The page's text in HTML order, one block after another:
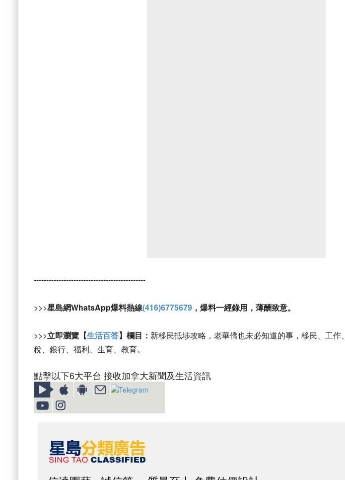
---------------------------------------------
>>>星島網WhatsApp爆料熱線(416)6775679 ，爆料一經錄用，薄酬致意。
>>>立即瀏覽【生活百答】欄目： 新移民抵埗攻略，老華僑也未必知道的事，移民、工作
稅、銀行、福利、生育、教育。
點擊以下6大平台 接收加拿大新聞及生活資訊